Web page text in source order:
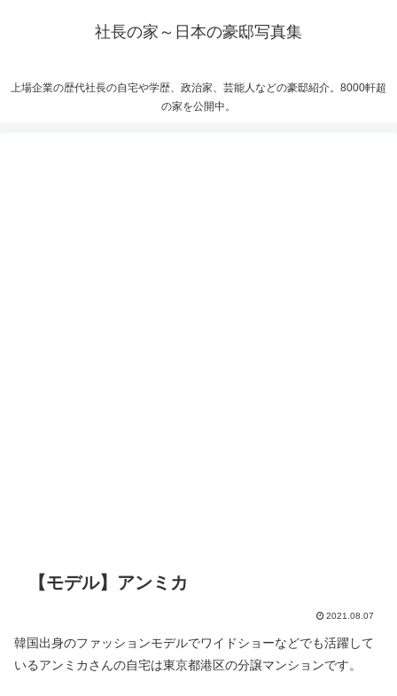
社長の家～日本の豪邸写真集
上場企業の歴代社長の自宅や学歴、政治家、芸能人などの豪邸紹介。8000軒超
の家を公開中。
【モデル】アンミカ
2021.08.07
韓国出身のファッションモデルでワイドショーなどでも活躍して
いるアンミカさんの自宅は東京都港区の分譲マンションです。